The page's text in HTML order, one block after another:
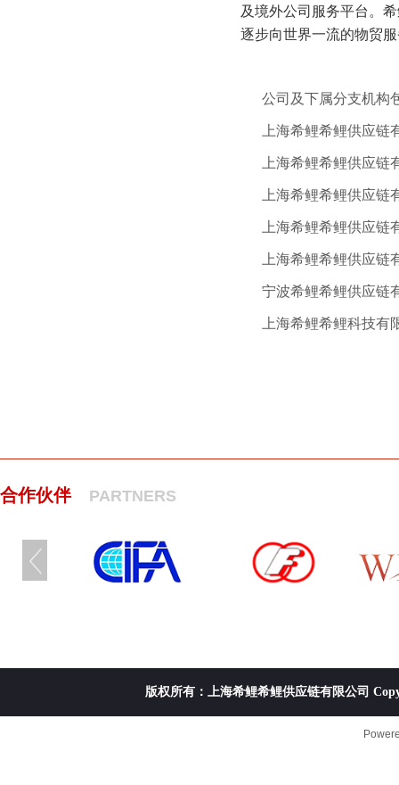
及境外公司服务平台。
逐步向世界一流的物贸
公司及下属分支机构
上海希鲤希鲤供应链
上海希鲤希鲤供应链
上海希鲤希鲤供应链
上海希鲤希鲤供应链
上海希鲤希鲤供应链
宁波希鲤希鲤供应链
上海希鲤希鲤科技有
合作伙伴 PARTNERS
版权所有：上海希鲤希鲤供应链有限公司